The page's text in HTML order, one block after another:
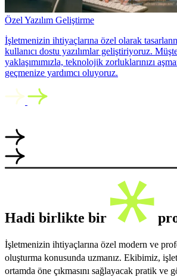
Özel Yazılım Geliştirme
İşletmenizin ihtiyaçlarına özel olarak
kullanıcı dostu yazılımlar geliştiriyoruz.
yaklaşımımızla, teknolojik zorluklarınızı
geçmenize yardımcı oluyoruz.
Hadi birlikte bir
İşletmenizin ihtiyaçlarına özel modern ve
oluşturma konusunda uzmanız. Ekibimiz,
ortamda öne çıkmasını sağlayacak pratik ve